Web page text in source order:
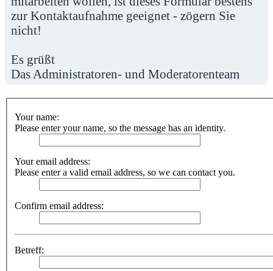
zur Kontaktaufnahme geeignet - zögern Sie
nicht!
Es grüßt
Das Administratoren- und Moderatorenteam
Your name:
Please enter your name, so the message has an identity.
Your email address:
Please enter a valid email address, so we can contact you.
Confirm email address:
Betreff: